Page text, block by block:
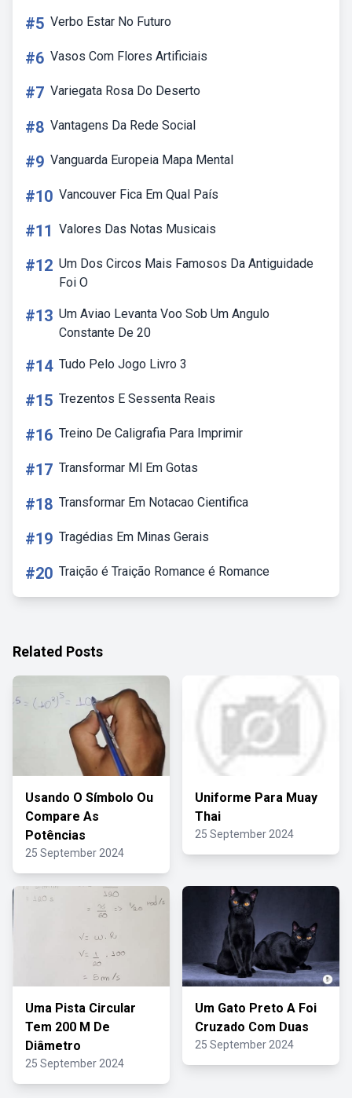
#5 Verbo Estar No Futuro
#6 Vasos Com Flores Artificiais
#7 Variegata Rosa Do Deserto
#8 Vantagens Da Rede Social
#9 Vanguarda Europeia Mapa Mental
#10 Vancouver Fica Em Qual País
#11 Valores Das Notas Musicais
#12 Um Dos Circos Mais Famosos Da Antiguidade
Foi O
#13 Um Aviao Levanta Voo Sob Um Angulo
Constante De 20
#14 Tudo Pelo Jogo Livro 3
#15 Trezentos E Sessenta Reais
#16 Treino De Caligrafia Para Imprimir
#17 Transformar Ml Em Gotas
#18 Transformar Em Notacao Cientifica
#19 Tragédias Em Minas Gerais
#20 Traição é Traição Romance é Romance
Related Posts
Usando O Símbolo Ou
Compare As
Potências
25 September 2024
Uniforme Para Muay
Thai
25 September 2024
Uma Pista Circular
Tem 200 M De
Diâmetro
25 September 2024
Um Gato Preto A Foi
Cruzado Com Duas
25 September 2024